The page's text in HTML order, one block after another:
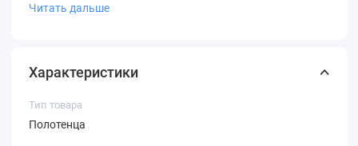
непревзойденную атмосферу стиля и роскоши. Фактура
сочетание модных цветов и новейших технологий
пробуждает желание обновления и сделать ваш дом
невероятно привлекательным для гостей и семьи.
Читать дальше
Характеристики
Тип товара
Полотенца